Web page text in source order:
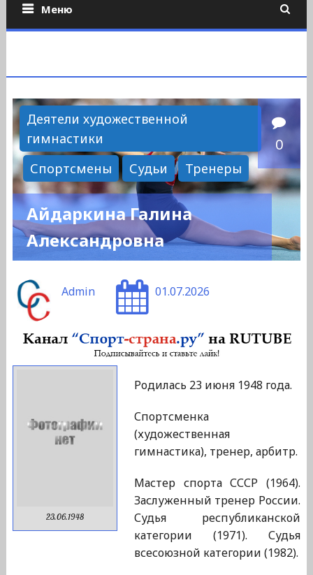
Меню
Деятели художественной
гимнастики
Спортсмены
Судьи Тренеры
0
Айдаркина Галина
Александровна
Admin 01.07.2026
23.06.1948
Родилась 23 июня 1948 года.
Спортсменка
(художественная
гимнастика), тренер, арбитр.
Мастер спорта СССР (1964).
Заслуженный тренер России.
Судья республиканской
категории (1971). Судья
всесоюзной категории (1982).